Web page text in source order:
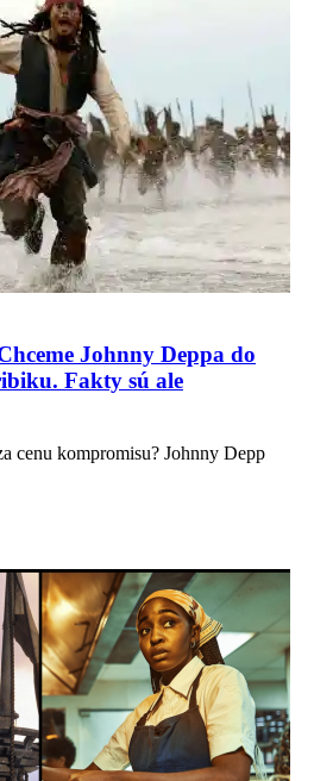
Johnny Deppa do
Fakty sú ale
cenu kompromisu? Johnny Depp